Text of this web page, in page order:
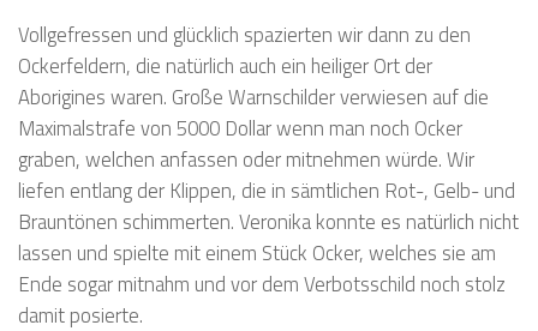
Vollgefressen und glücklich spazierten wir dann zu den
Ockerfeldern, die natürlich auch ein heiliger Ort der
Aborigines waren. Große Warnschilder verwiesen auf die
Maximalstrafe von 5000 Dollar wenn man noch Ocker
graben, welchen anfassen oder mitnehmen würde. Wir
liefen entlang der Klippen, die in sämtlichen Rot-, Gelb- und
Brauntönen schimmerten. Veronika konnte es natürlich nicht
lassen und spielte mit einem Stück Ocker, welches sie am
Ende sogar mitnahm und vor dem Verbotsschild noch stolz
damit posierte.